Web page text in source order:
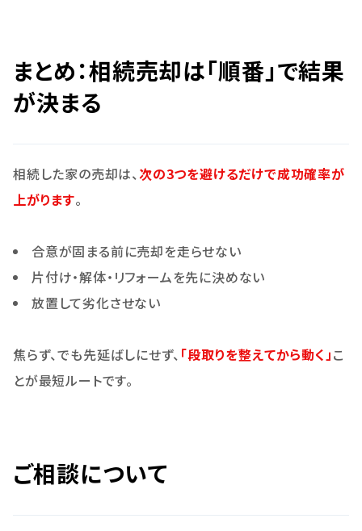
まとめ：相続売却は「順番」で結果
が決まる
相続した家の売却は、次の3つを避けるだけで成功確率が
上がります。
合意が固まる前に売却を走らせない
片付け・解体・リフォームを先に決めない
放置して劣化させない
焦らず、でも先延ばしにせず、 「段取りを整えてから動く」こ
とが最短ルートです。
ご相談について